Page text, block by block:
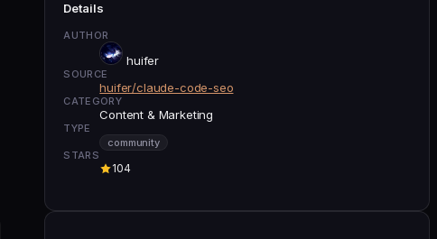
Details
AUTHOR
huifer
SOURCE
huifer/claude-code-seo
CATEGORY
Content & Marketing
TYPE
community
STARS
104